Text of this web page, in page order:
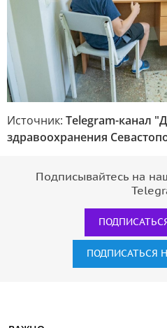
Источник: Telegram-канал
здравоохранения
Подписывайтесь на
ПОДПИСАТЬСЯ